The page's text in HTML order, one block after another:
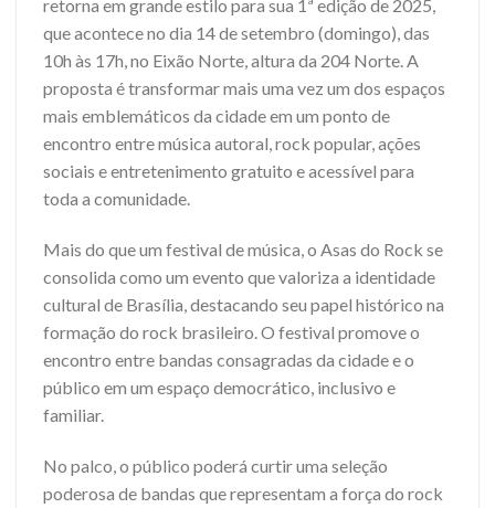
retorna em grande estilo para sua 1ª edição de 2025,
que acontece no dia 14 de setembro (domingo), das
10h às 17h, no Eixão Norte, altura da 204 Norte. A
proposta é transformar mais uma vez um dos espaços
mais emblemáticos da cidade em um ponto de
encontro entre música autoral, rock popular, ações
sociais e entretenimento gratuito e acessível para
toda a comunidade.
Mais do que um festival de música, o Asas do Rock se
consolida como um evento que valoriza a identidade
cultural de Brasília, destacando seu papel histórico na
formação do rock brasileiro. O festival promove o
encontro entre bandas consagradas da cidade e o
público em um espaço democrático, inclusivo e
familiar.
No palco, o público poderá curtir uma seleção
poderosa de bandas que representam a força do rock